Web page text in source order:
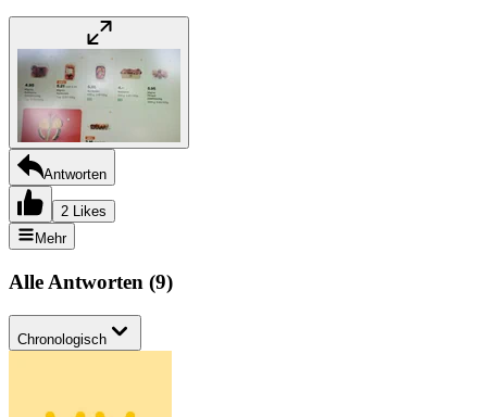
Antworten
2 Likes
Mehr
Alle Antworten (9)
Chronologisch